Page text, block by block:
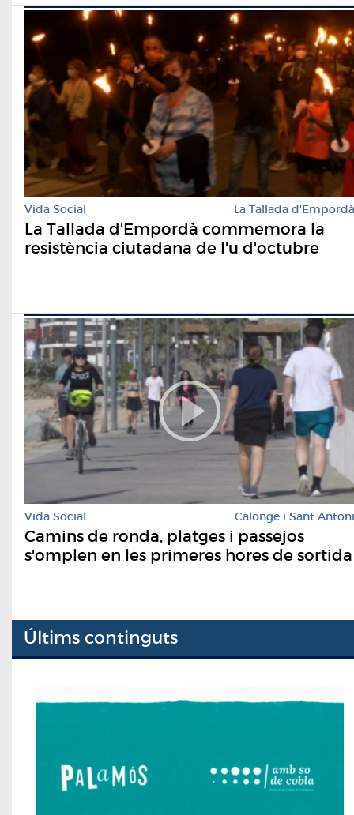
Vida Social La Tallada d'Empordà
La Tallada d'Empordà commemora la
resistència ciutadana de l'u d'octubre
Vida Social Calonge i Sant Antoni
Camins de ronda, platges i passejos
s'omplen en les primeres hores de sortida
Últims continguts